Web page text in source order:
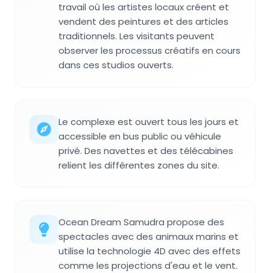
travail où les artistes locaux créent et
vendent des peintures et des articles
traditionnels. Les visitants peuvent
observer les processus créatifs en cours
dans ces studios ouverts.
Le complexe est ouvert tous les jours et
accessible en bus public ou véhicule
privé. Des navettes et des télécabines
relient les différentes zones du site.
Ocean Dream Samudra propose des
spectacles avec des animaux marins et
utilise la technologie 4D avec des effets
comme les projections d'eau et le vent.